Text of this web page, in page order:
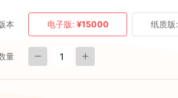
本 电子版: ¥15000 纸质版:
量